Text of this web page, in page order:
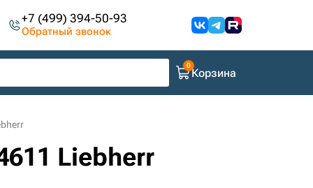
+7 (499) 394-50-93
Обратный звонок
Корзина
Liebherr